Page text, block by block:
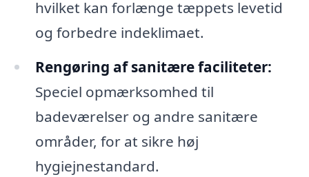
hvilket kan forlænge tæppets levetid
og forbedre indeklimaet.
Rengøring af sanitære faciliteter:
Speciel opmærksomhed til
badeværelser og andre sanitære
områder, for at sikre høj
hygiejnestandard.